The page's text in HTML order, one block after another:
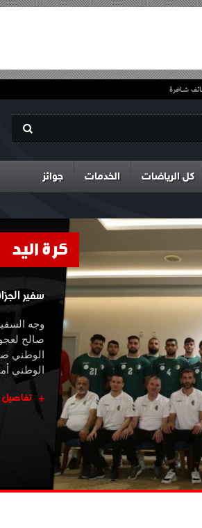
شاغرة
كل الرياضات الخدمات جوائز
كرة اليد
سفير
وجه
صالح
الوطني
الوطني
تفاصيل